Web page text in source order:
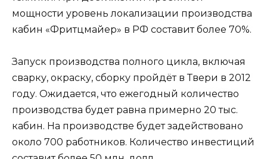
мощности уровень локализации производства
кабин «Фритцмайер» в РФ составит более 70%.
Запуск производства полного цикла, включая
сварку, окраску, сборку пройдёт в Твери в 2012
году. Ожидается, что ежегодный количество
производства будет равна примерно 20 тыс.
кабин. На производстве будет задействовано
около 700 работников. Количество инвестиций